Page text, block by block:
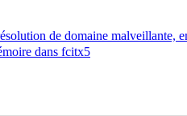
de domaine malveillante,
dans fcitx5